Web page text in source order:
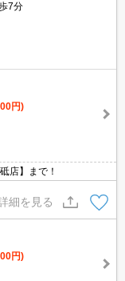
7分
円)
店】まで！
細を見る
円)